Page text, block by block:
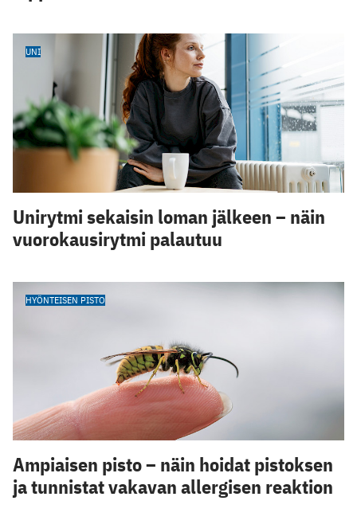
UNI
Unirytmi sekaisin loman jälkeen – näin
vuorokausirytmi palautuu
HYÖNTEISEN PISTO
Ampiaisen pisto – näin hoidat pistoksen
ja tunnistat vakavan allergisen reaktion